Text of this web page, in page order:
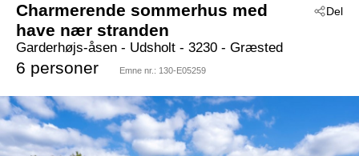
Del
Charmerende sommerhus med
have nær stranden
Garderhøjs-åsen - Udsholt - 3230 - Græsted
6 personer Emne nr.: 130-E05259